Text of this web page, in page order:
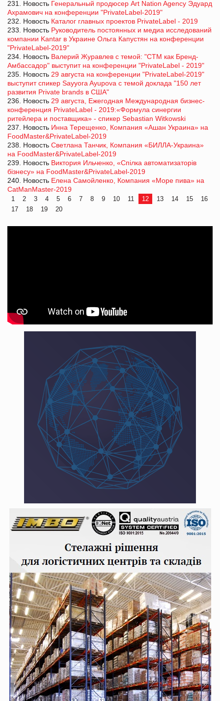
231. Новость Генеральный продюсер Art Nation Agency Эдуард
Ахрамович на конференции "PrivateLabel-2019"
232. Новость Каталог главных проектов PrivateLabel - 2019
233. Новость Руководитель постоянных и медиа исследований
компании Kantar в Украине Ольга Капустян на конференции
"PrivateLabel-2019"
234. Новость Валерий Журавлев с темой: "СТМ как Бренд-
Амбассадор" выступит на конференции "PrivateLabel - 2019"
235. Новость 29 августа на конференции "PrivateLabel-2019"
выступит спикер Sayyora Ayupova с темой доклада "150 лет
развития Private brands в США"
236. Новость 29 августа, Ежегодная Международная бизнес-
конференция PrivateLabel - 2019:«Формула синергии
ритейлера и поставщика» - спикер Sebastian Witkowski
237. Новость Инна Терещенко, Компания «Ашан Украина» на
FoodMaster&PrivateLabel-2019
238. Новость Светлана Танчик, Компания «БИЛЛА-Украина»
на FoodMaster&PrivateLabel-2019
239. Новость Виктория Ильченко, «Спілка автоматизаторів
бізнесу» на FoodMaster&PrivateLabel-2019
240. Новость Елена Самойленко, Компания «Море пива» на
CatManMaster-2019
1 2 3 4 5 6 7 8 9 10 11 12 13 14 15
16
17
18 19 20